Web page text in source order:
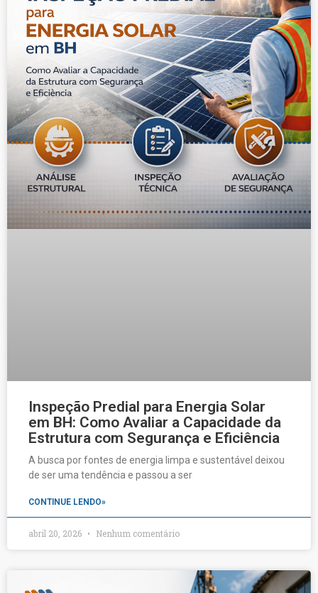
Inspeção Predial para Energia Solar
em BH: Como Avaliar a Capacidade da
Estrutura com Segurança e Eficiência
A busca por fontes de energia limpa e sustentável deixou
de ser uma tendência e passou a ser
CONTINUE LENDO»
abril 20, 2026 Nenhum comentário